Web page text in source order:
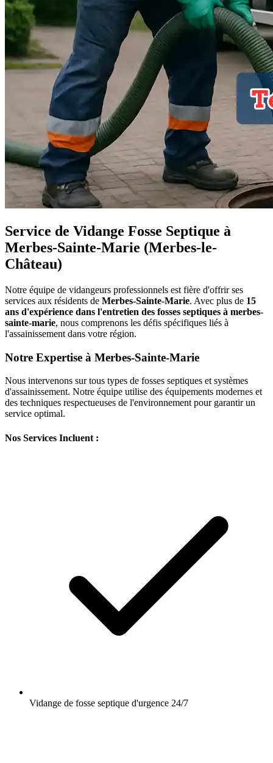
Service de Vidange Fosse Septique à
Merbes-Sainte-Marie (Merbes-le-
Château)
Notre équipe de vidangeurs professionnels est fière d'offrir ses
services aux résidents de Merbes-Sainte-Marie. Avec plus de 15
ans d'expérience dans l'entretien des fosses septiques à merbes-
sainte-marie, nous comprenons les défis spécifiques liés à
l'assainissement dans votre région.
Notre Expertise à Merbes-Sainte-Marie
Nous intervenons sur tous types de fosses septiques et systèmes
d'assainissement. Notre équipe utilise des équipements modernes et
des techniques respectueuses de l'environnement pour garantir un
service optimal.
Nos Services Incluent :
Vidange de fosse septique d'urgence 24/7